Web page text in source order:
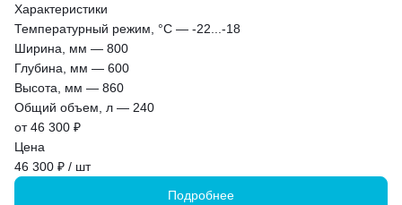
Характеристики
Температурный режим, °С — -22...-18
Ширина, мм — 800
Глубина, мм — 600
Высота, мм — 860
Общий объем, л — 240
от 46 300 ₽
Цена
46 300 ₽ / шт
Подробнее